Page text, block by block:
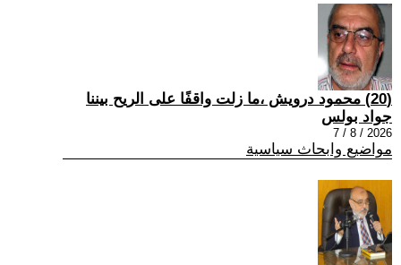
(20) محمود درويش ،ما زلت واقفًا على الريح بيننا
جواد بولس
2026 / 8 / 7
مواضيع وابحاث سياسية